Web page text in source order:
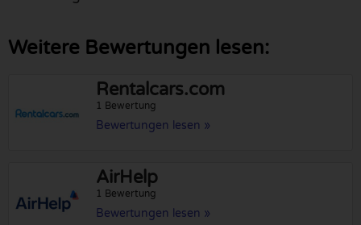
Weitere Bewertungen lesen:
Rentalcars.com
1 Bewertung
Bewertungen lesen »
AirHelp
1 Bewertung
Bewertungen lesen »